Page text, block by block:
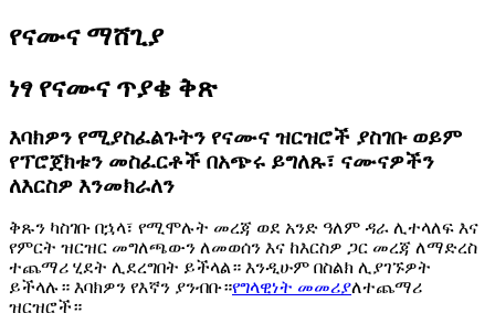
የናሙና ማሸጊያ
ነፃ የናሙና ጥያቄ ቅጽ
እባክዎን የሚያስፈልጉትን የናሙና ዝርዝሮች ያስገቡ ወይም
የፕሮጀክቱን መስፈርቶች በአጭሩ ይግለጹ፣ ናሙናዎችን
ለእርስዎ እንመክራለን
ቅጹን ካስገቡ በኋላ፣ የሚሞሉት መረጃ ወደ አንድ ዓለም ዳራ ሊተላለፍ እና
የምርት ዝርዝር መግለጫውን ለመወሰን እና ከእርስዎ ጋር መረጃ ለማድረስ
ተጨማሪ ሂደት ሊደረግበት ይችላል። እንዲሁም በስልክ ሊያገኙዎት
ይችላሉ። እባክዎን የእኛን ያንብቡ።የግላዊነት መመሪያለተጨማሪ
ዝርዝሮች።